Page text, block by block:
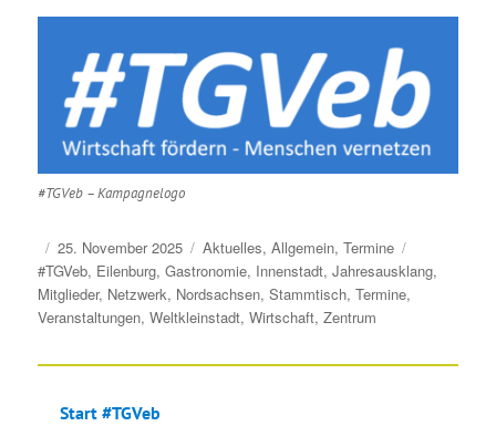
#TGVeb – Kampagnelogo
Veröffentlicht
am
25. November 2025 Kategorien
Aktuelles,Allgemein,Termine
#TGVeb, Eilenburg,Gastronomie, Innenstadt,Jahresausklang,
Mitglieder, Netzwerk, Nordsachsen,Stammtisch,Termine,
Veranstaltungen,Weltkleinstadt,Wirtschaft,Zentrum
Start #TGVeb